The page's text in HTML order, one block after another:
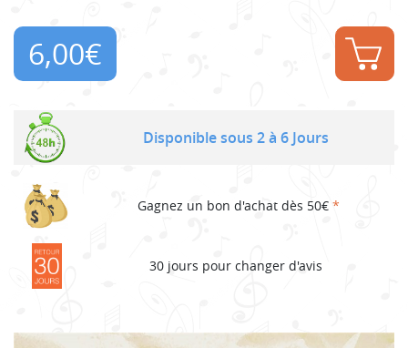
6,00€
Disponible sous 2 à 6 Jours
Gagnez un bon d'achat dès 50€ *
30 jours pour changer d'avis